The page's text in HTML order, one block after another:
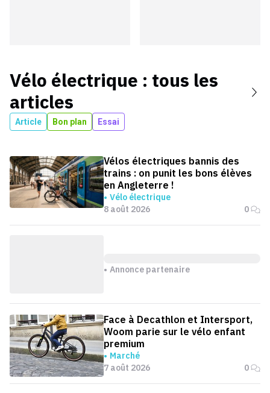
Vélo électrique : tous les
articles
Article Bon plan Essai
Vélos électriques bannis des
trains : on punit les bons élèves
en Angleterre !
Vélo électrique
8 août 2026
0
Annonce partenaire
Face à Decathlon et Intersport,
Woom parie sur le vélo enfant
premium
Marché
7 août 2026
0